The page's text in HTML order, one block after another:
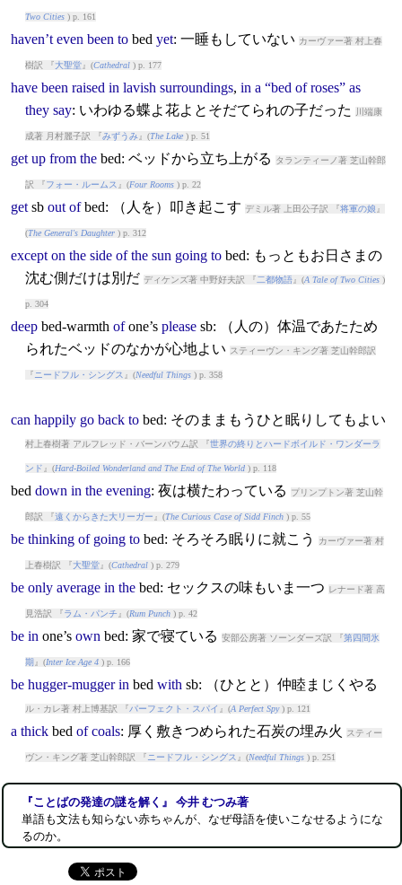
Two Cities) p. 161
haven’t even been to bed yet: 一睡もしていない カーヴァー著 村上春
樹訳 『大聖堂』(Cathedral) p. 177
have been raised in lavish surroundings, in a “bed of roses” as
they say: いわゆる蝶よ花よとそだてられの子だった 川端康
成著 月村麗子訳 『みずうみ』(The Lake) p. 51
get up from the bed: ベッドから立ち上がる タランティーノ著 芝山幹郎
訳 『フォー・ルームス 』(Four Rooms) p. 22
getsb out of bed: （人を）叩き起こす デミル著 上田公子訳 『将軍の娘 』
(The General's Daughter) p. 312
except on the side of the sun going to bed: もっともお日さまの
沈む側だけは別だ ディケンズ著 中野好夫訳 『二都物語』(A Tale of Two Cities)
p. 304
deep bed-warmth ofone’s pleasesb: （人の）体温であたため
られたベッドのなかが心地よい
スティーヴン・キング著 芝山幹郎訳
『 ニードフル・シングス 』(Needful Things) p. 358
can happily go back to bed: そのままもうひと眠りしてもよい
村上春樹著 アルフレッド・バーンバウム訳 『世界の終りとハードボイルド・ワンダーラ
ンド 』(Hard-Boiled Wonderland and The End of The World) p. 118
bed down in the evening: 夜は横たわっている プリンプトン著 芝山幹
郎訳 『遠くからきた大リーガー 』(The Curious Case of Sidd Finch) p. 55
be thinking of going to bed: そろそろ眠りに就こう カーヴァー著 村
上春樹訳 『大聖堂』(Cathedral) p. 279
be only average in the bed: セックスの味もいま一つ レナード著 高
見浩訳 『ラム・パンチ 』(Rum Punch) p. 42
be in one’s own bed: 家で寝ている 安部公房著 ソーンダーズ訳 『第四間氷
期 』(Inter Ice Age 4) p. 166
be hugger-mugger in bed with sb: （ひとと）仲睦まじくやる
ル・カレ著 村上博基訳 『パーフェクト・スパイ 』(A Perfect Spy) p. 121
a thick bed of coals: 厚く敷きつめられた石炭の埋み火 スティー
ヴン・キング著 芝山幹郎訳 『 ニードフル・シングス 』(Needful Things) p. 251
『ことばの発達の謎を解く』 今井 むつみ著
単語も文法も知らない赤ちゃんが、なぜ母語を使いこなせるようにな
るのか。